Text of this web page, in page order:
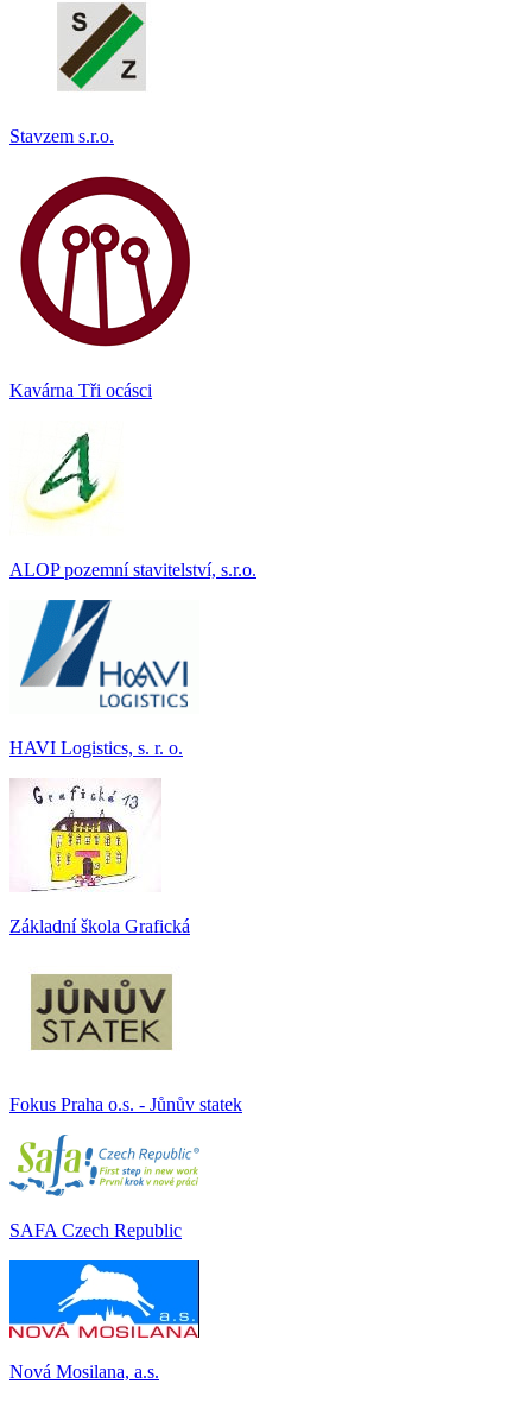
Stavzem s.r.o.
Kavárna Tři ocásci
ALOP pozemní stavitelství, s.r.o.
HAVI Logistics, s. r. o.
Základní škola Grafická
Fokus Praha o.s. - Jůnův statek
SAFA Czech Republic
Nová Mosilana, a.s.